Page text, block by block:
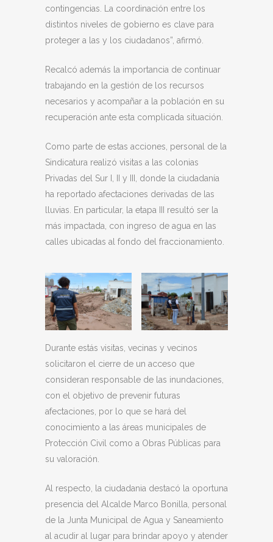
contingencias. La coordinación entre los
distintos niveles de gobierno es clave para
proteger a las y los ciudadanos”, afirmó.
Recalcó además la importancia de continuar
trabajando en la gestión de los recursos
necesarios y acompañar a la población en su
recuperación ante esta complicada situación.
Como parte de estas acciones, personal de la
Sindicatura realizó visitas a las colonias
Privadas del Sur I, II y III, donde la ciudadanía
ha reportado afectaciones derivadas de las
lluvias. En particular, la etapa III resultó ser la
más impactada, con ingreso de agua en las
calles ubicadas al fondo del fraccionamiento.
Durante estás visitas, vecinas y vecinos
solicitaron el cierre de un acceso que
consideran responsable de las inundaciones,
con el objetivo de prevenir futuras
afectaciones, por lo que se hará del
conocimiento a las áreas municipales de
Protección Civil como a Obras Públicas para
su valoración.
Al respecto, la ciudadania destacó la oportuna
presencia del Alcalde Marco Bonilla, personal
de la Junta Municipal de Agua y Saneamiento
al acudir al lugar para brindar apoyo y atender